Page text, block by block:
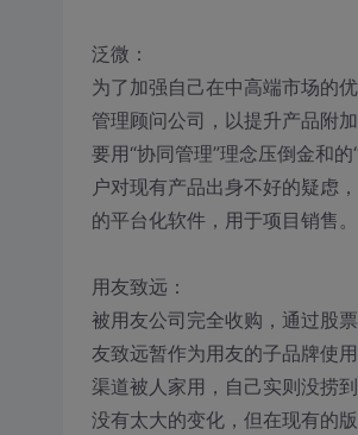
泛微：
为了加强自己在中高端市场的
管理顾问公司，以提升产品附
要用“协同管理”理念压倒金和
户对现有产品出身不好的疑虑
的平台化软件，用于项目销售
用友致远：
被用友公司完全收购，通过股
友致远暂作为用友的子品牌使
渠道被人家用，自己实则没捞
没有太大的变化，但在现有的